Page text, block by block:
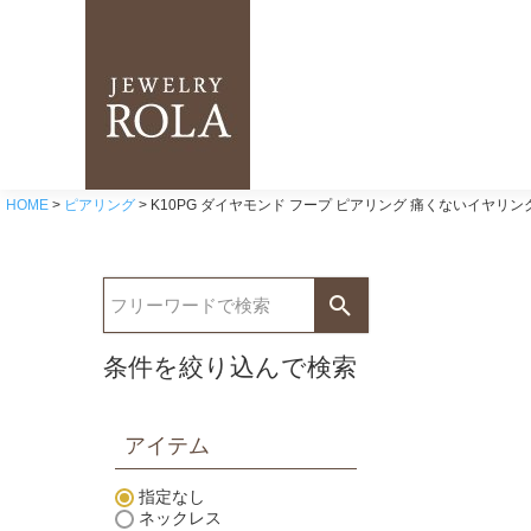
HOME ピアリング K10PG ダイヤモンド フープ ピアリング 痛くないイヤリン
条件を絞り込んで検索
アイテム
指定なし
ネックレス